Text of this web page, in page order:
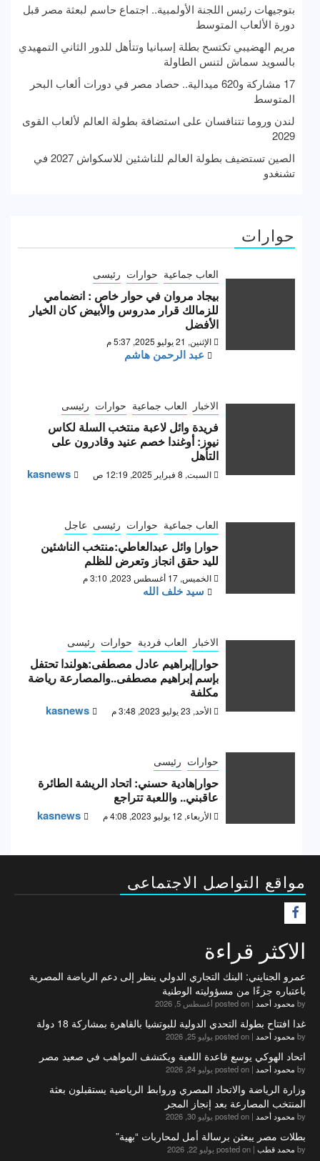
بتوجيهات رئيس اللجنة الأولمبية.. اجتماع حاسم لبعثة مصر قبل
دورة الألعاب المتوسط
مريم الهضيبي تكتسح بطلة إسبانيا وتتأهل للدور الثاني التمهيدي
بالسويد سماش لتنس الطاولة
17 مشاركة و620 ميدالية.. حصاد مصر في دورات ألعاب البحر
المتوسط
لندن وروما تتنافسان على استضافة بطولة العالم لألعاب القوى
2029
الصين تستضيف بطولة العالم للناشئين للاسكواش 2027 في
تشنغدو
حوارات
العاب جماعية حوارات رئيسى
بيجاد مروان في حوار خاص : انضمامي
للزمالك قرار مدروس والأبيض كان الخيار
الأفضل
الإثنين, 21 يوليو 2025, 5:37 م
عبد الرحمن هاشم
الاخبار العاب جماعية حوارات رئيسى
فريدة وائل لاعبة منتخب السلة لكاس
نيوز: أوغندا خصم عنيد وقادرون على
التأهل
السبت, 8 فبراير 2025, 12:19 ص kasnews
العاب جماعية حوارات رئيسى عاجل
حوار| وائل عبدالعاطي:منتخب الناشئين
لليد حقق انجاز وتعرض للظلم
الخميس, 17 أغسطس 2023, 3:10 م
سيد خلف الله
الاخبار العاب فردية حوارات رئيسى
حوار|إبراهيم عادل مصطفى:هولندا تحتفل
بإسم إبراهيم مصطفى..والمصارعة رياضة
مكلفة
الأحد, 23 يوليو 2023, 3:48 م kasnews
حوارات رئيسى
حوار|هادية حسني: اتحاد الريشة الطائرة
عاقبني.. واللعبة تتراجع
الأربعاء, 12 يوليو 2023, 4:08 م kasnews
مواقع التواصل الاجتماعى
الاكثر قراءة
عمرو الجنايني: البنك التجاري الدولي ينظر إلى دعم الرياضة المصرية
باعتباره جزءًا من مسؤوليته الوطنية
by محمود أحمد | posted on أغسطس 5, 2026
غدا افتتاح بطولة التحدي الدولية للبوتشيا بالقاهرة بمشاركة 18 دولة
by محمود أحمد | posted on يوليو 25, 2026
اتحاد الهوكي يوسع قاعدة اللعبة ويكتشف المواهب في صعيد مصر
by محمود أحمد | posted on يوليو 24, 2026
وزارة الرياضة والاتحاد المصري وروابط الرياضية يستقبلون بعثة
المنتخب المصارعة بعد إنجاز المجر
by محمود أحمد | posted on يوليو 30, 2026
بطلات مصر يبعثن برسالة أمل لمحاربات “بهية”
by محمد قطب | posted on يوليو 22, 2026